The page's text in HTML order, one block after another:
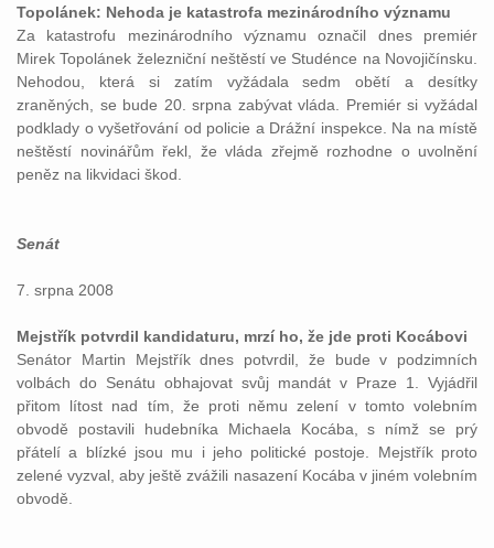
Topolánek: Nehoda je katastrofa mezinárodního významu
Za katastrofu mezinárodního významu označil dnes premiér
Mirek Topolánek železniční neštěstí ve Studénce na Novojičínsku.
Nehodou, která si zatím vyžádala sedm obětí a desítky
zraněných, se bude 20. srpna zabývat vláda. Premiér si vyžádal
podklady o vyšetřování od policie a Drážní inspekce. Na na místě
neštěstí novinářům řekl, že vláda zřejmě rozhodne o uvolnění
peněz na likvidaci škod.
Senát
7. srpna 2008
Mejstřík potvrdil kandidaturu, mrzí ho, že jde proti Kocábovi
Senátor Martin Mejstřík dnes potvrdil, že bude v podzimních
volbách do Senátu obhajovat svůj mandát v Praze 1. Vyjádřil
přitom lítost nad tím, že proti němu zelení v tomto volebním
obvodě postavili hudebníka Michaela Kocába, s nímž se prý
přátelí a blízké jsou mu i jeho politické postoje. Mejstřík proto
zelené vyzval, aby ještě zvážili nasazení Kocába v jiném volebním
obvodě.